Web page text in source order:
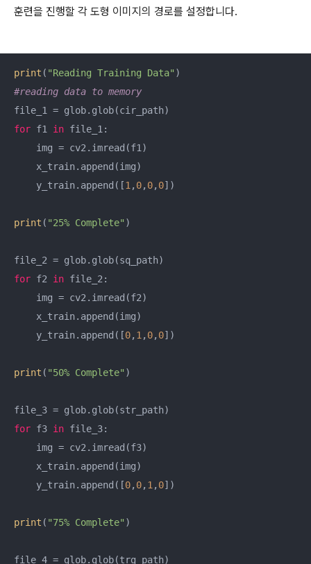
훈련을 진행할 각 도형 이미지의 경로를 설정합니다.
print ( "Reading Training Data"
#reading data to memory
for f1 in file_1:
    img = cv2.imread(f1)
    x_train.append(img)
    y_train.append([
1 , 0, 0, 0])
print ( "25% Complete" )
for f2 in file_2:
    img = cv2.imread(f2)
    x_train.append(img)
    y_train.append([
0, 1 , 0, 0])
print ( "50% Complete" )
for f3 in file_3:
    img = cv2.imread(f3)
    x_train.append(img)
    y_train.append([
0, 0, 1 , 0])
print ( "75% Complete" )